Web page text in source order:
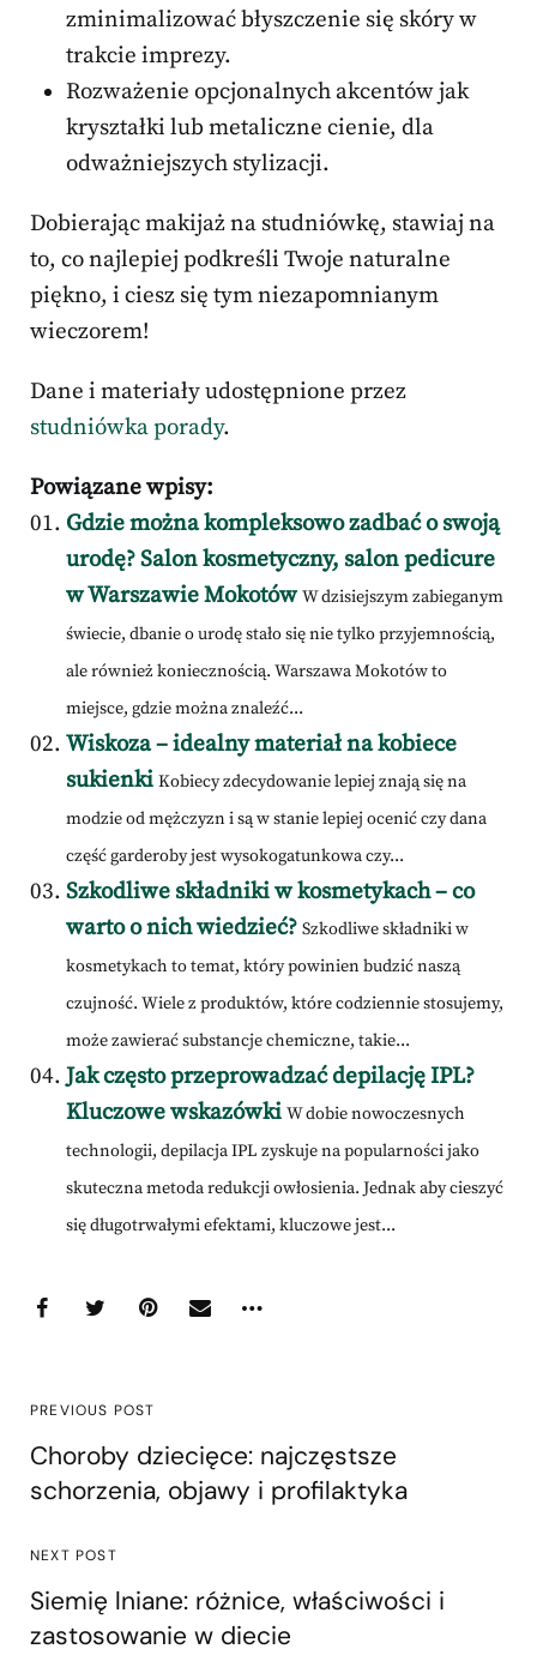
zminimalizować błyszczenie się skóry w
trakcie imprezy.
Rozważenie opcjonalnych akcentów jak
kryształki lub metaliczne cienie, dla
odważniejszych stylizacji.
Dobierając makijaż na studniówkę, stawiaj na
to, co najlepiej podkreśli Twoje naturalne
piękno, i ciesz się tym niezapomnianym
wieczorem!
Dane i materiały udostępnione przez
studniówka porady.
Powiązane wpisy:
Gdzie można kompleksowo zadbać o swoją
urodę? Salon kosmetyczny, salon pedicure
w Warszawie Mokotów W dzisiejszym zabieganym
świecie, dbanie o urodę stało się nie tylko przyjemnością,
ale również koniecznością. Warszawa Mokotów to
miejsce, gdzie można znaleźć...
Wiskoza – idealny materiał na kobiece
sukienki Kobiecy zdecydowanie lepiej znają się na
modzie od mężczyzn i są w stanie lepiej ocenić czy dana
część garderoby jest wysokogatunkowa czy...
Szkodliwe składniki w kosmetykach – co
warto o nich wiedzieć? Szkodliwe składniki w
kosmetykach to temat, który powinien budzić naszą
czujność. Wiele z produktów, które codziennie stosujemy,
może zawierać substancje chemiczne, takie...
Jak często przeprowadzać depilację IPL?
Kluczowe wskazówki W dobie nowoczesnych
technologii, depilacja IPL zyskuje na popularności jako
skuteczna metoda redukcji owłosienia. Jednak aby cieszyć
się długotrwałymi efektami, kluczowe jest...
PREVIOUS POST
Choroby dziecięce: najczęstsze
schorzenia, objawy i profilaktyka
NEXT POST
Siemię lniane: różnice, właściwości i
zastosowanie w diecie